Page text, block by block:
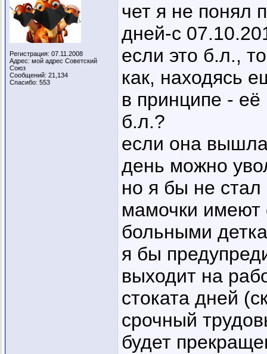
Регистрация: 07.11.2008
Адрес: мой адрес Советский
Союз
Сообщений: 21,134
Спасибо: 553
чет я не понял
дней-с
если это б.л.,
как, находясь
в принципе -
б.л.?
если она
день можно
но я бы не
мамочки имеют
больными
я бы
выходит на
стоката дней
срочный
будет